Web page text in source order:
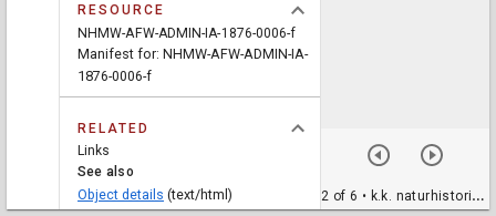
RESOURCE
NHMW-AFW-ADMIN-IA-1876-0006-f
Manifest for: NHMW-AFW-ADMIN-IA-
1876-0006-f
RELATED
Links
See also
Object details (text/html) 2 of 6 • k.k. naturhistorisches Hofmuseum, Intendanzakten 1876-1884 (Hochstetter), Aktenzahl Z.6.f/1876, Seite 2